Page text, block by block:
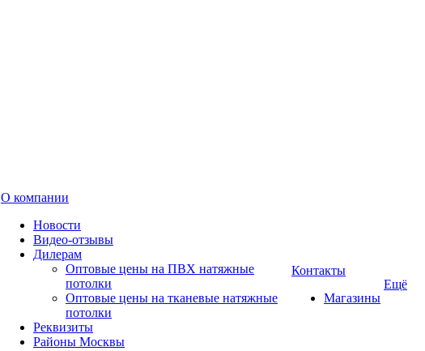
О компании
Новости
Видео-отзывы
Дилерам
Оптовые цены на ПВХ натяжные
потолки
Оптовые цены на тканевые натяжные
потолки
Реквизиты
Районы Москвы
Контакты
Магазины
Ещё